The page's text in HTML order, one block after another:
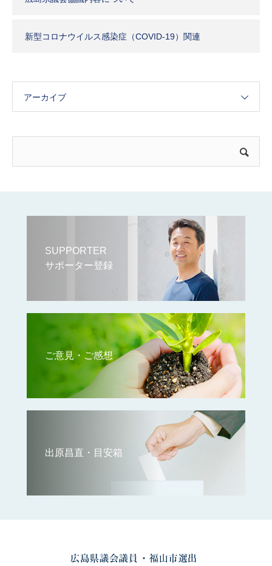
新型コロナウイルス感染症（COVID-19）関連
アーカイブ
SUPPORTER
サポーター登録
ご意見・ご感想
出原昌直・目安箱